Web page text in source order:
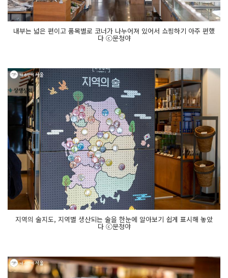
내부는 넓은 편이고 품목별로 코너가 나누어져 있어서 쇼핑하기 아주 편했
다 ⓒ문청야
지역의 술지도, 지역별 생산되는 술을 한눈에 알아보기 쉽게 표시해 놓았
다 ⓒ문청야